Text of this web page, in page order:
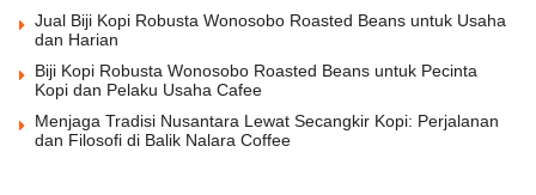
Jual Biji Kopi Robusta Wonosobo Roasted Beans untuk Usaha
dan Harian
Biji Kopi Robusta Wonosobo Roasted Beans untuk Pecinta
Kopi dan Pelaku Usaha Cafee
Menjaga Tradisi Nusantara Lewat Secangkir Kopi: Perjalanan
dan Filosofi di Balik Nalara Coffee